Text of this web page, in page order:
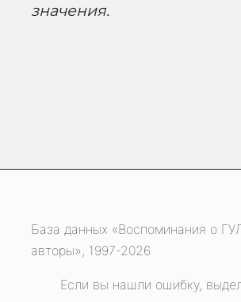
значения.
База данных «Воспоминания о
авторы», 1997-2026
Если вы нашли ошибку,